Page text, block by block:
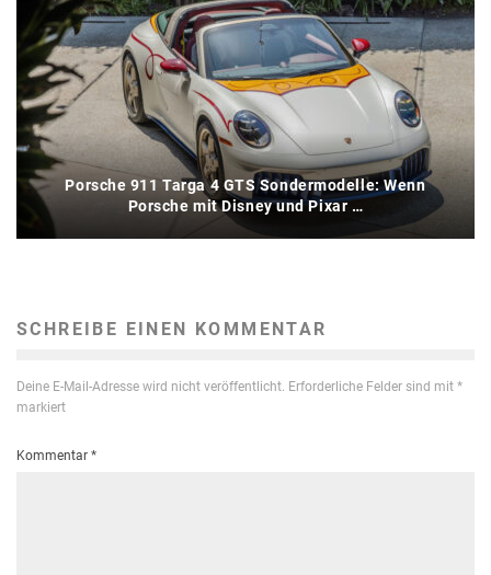
Porsche 911 Targa 4 GTS Sondermodelle: Wenn
Porsche mit Disney und Pixar …
SCHREIBE EINEN KOMMENTAR
Deine E-Mail-Adresse wird nicht veröffentlicht. Erforderliche Felder sind mit *
markiert
Kommentar *